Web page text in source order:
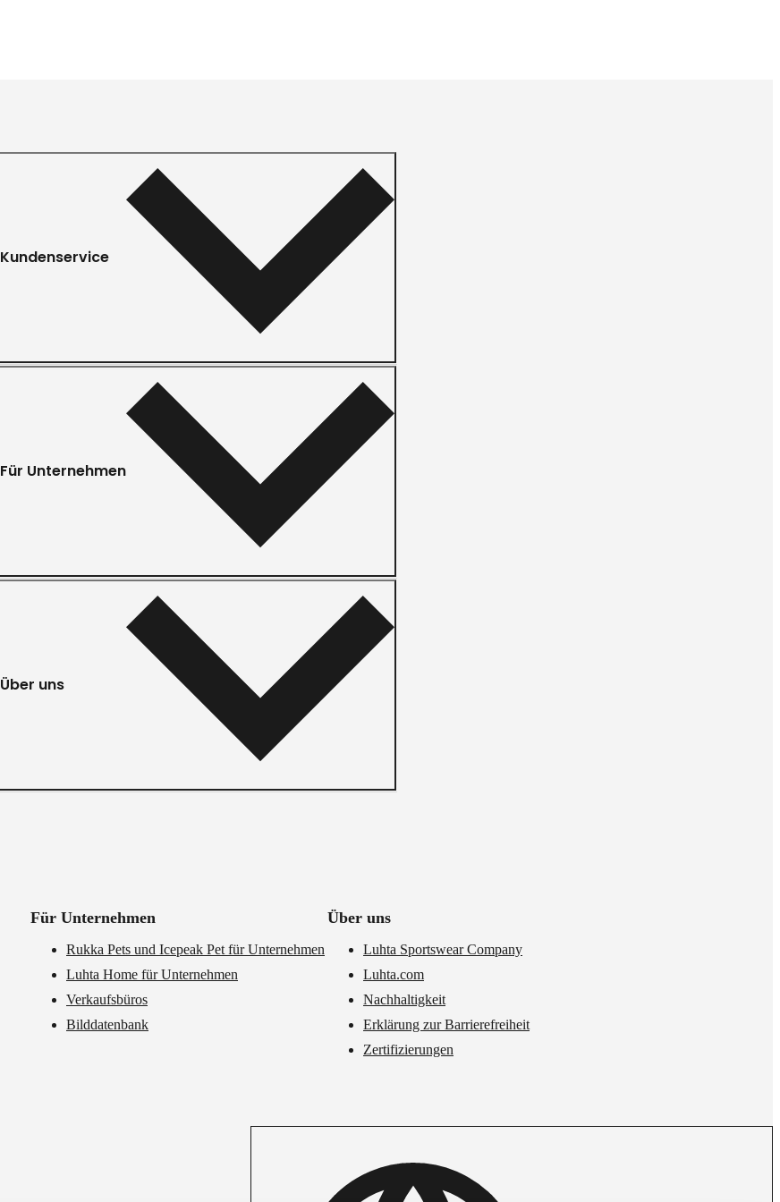
Kundenservice
Für Unternehmen
Über uns
Für Unternehmen
Rukka Pets und Icepeak Pet für Unternehmen
Luhta Home für Unternehmen
Verkaufsbüros
Bilddatenbank
Über uns
Luhta Sportswear Company
Luhta.com
Nachhaltigkeit
Erklärung zur Barrierefreiheit
Zertifizierungen